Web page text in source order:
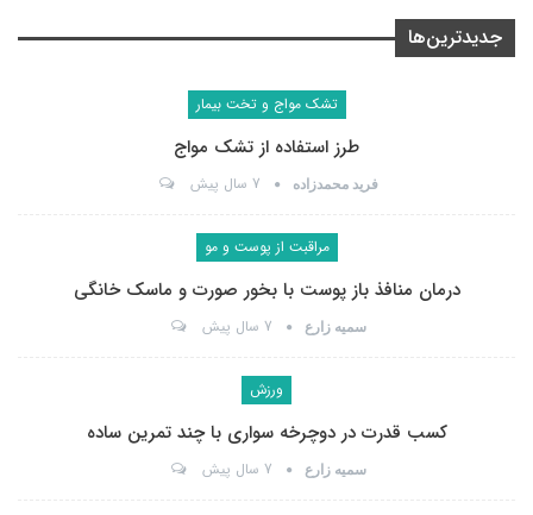
جدیدترین‌ها
تشک مواج و تخت بیمار
طرز استفاده از تشک مواج
فرید محمدزاده 7 سال پیش
مراقبت از پوست و مو
درمان منافذ باز پوست با بخور صورت و ماسک خانگی
سمیه زارع 7 سال پیش
ورزش
کسب قدرت در دوچرخه سواری با چند تمرین ساده
سمیه زارع 7 سال پیش